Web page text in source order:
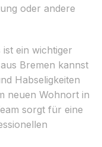
oder andere
ein wichtiger
Bremen kannst
Habseligkeiten
neuen Wohnort in
sorgt für eine